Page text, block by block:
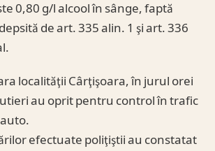
0,80 g/l alcool în sânge, faptă
de art. 335 alin. 1 şi art. 336
localităţii Cârţişoara, în jurul orei
au oprit pentru control în trafic
efectuate poliţiştii au constatat